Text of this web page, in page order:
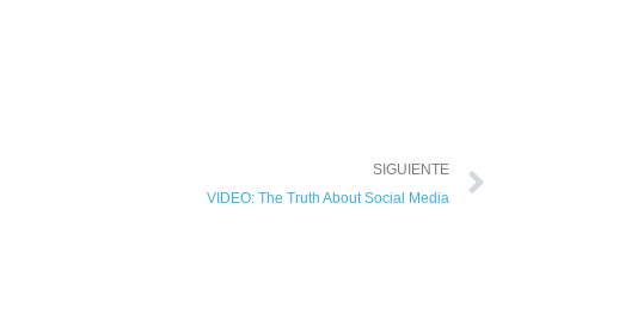
SIGUIENTE
VIDEO: The Truth About Social Media